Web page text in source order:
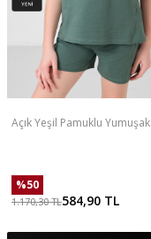
Açık Yeşil Pamuklu Yumuşak
%50
1.170,30TL584,90 TL